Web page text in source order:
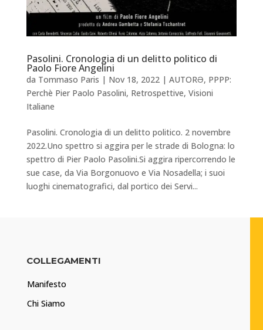
Pasolini. Cronologia di un delitto politico di
Paolo Fiore Angelini
da Tommaso Paris | Nov 18, 2022| AUTORƏ, PPPP:
Perchè Pier Paolo Pasolini, Retrospettive, Visioni
Italiane
Pasolini. Cronologia di un delitto politico. 2 novembre
2022.Uno spettro si aggira per le strade di Bologna: lo
spettro di Pier Paolo Pasolini.Si aggira ripercorrendo le
sue case, da Via Borgonuovo e Via Nosadella; i suoi
luoghi cinematografici, dal portico dei Servi...
COLLEGAMENTI
Manifesto
Chi Siamo